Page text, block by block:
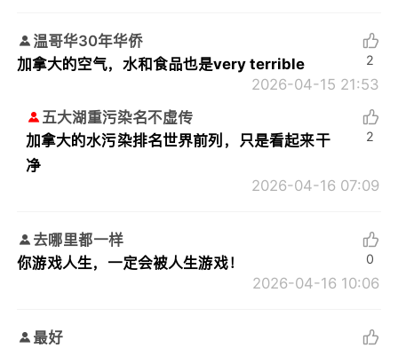
温哥华30年华侨
加拿大的空气，水和食品也是very terrible
2026-04-15 21:53
2
五大湖重污染名不虚传
加拿大的水污染排名世界前列，只是看起来干
净
2026-04-16 07:09
2
去哪里都一样
你游戏人生，一定会被人生游戏！
2026-04-16 10:06
0
最好